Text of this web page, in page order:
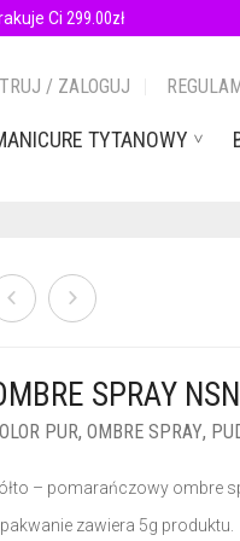
Ci 299.00zł
/ ZALOGUJ
TYTANOWY
SPRAY
PUR, OMBRE SPRAY,
– pomarańczowy ombre
zawiera 5g produktu.